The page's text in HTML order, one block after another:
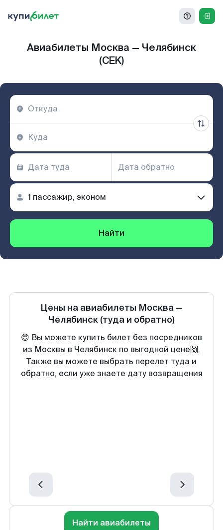
Авиабилеты Москва — Челябинск
(CEK)
Найти
Цены на авиабилеты Москва —
Челябинск (туда и обратно)
😍 Вы можете купить билет без посредников
из Москвы в Челябинск по выгодной цене🙌.
Также вы можете выбрать перелет туда и
обратно, если уже знаете дату возвращения
Найти авиабилеты